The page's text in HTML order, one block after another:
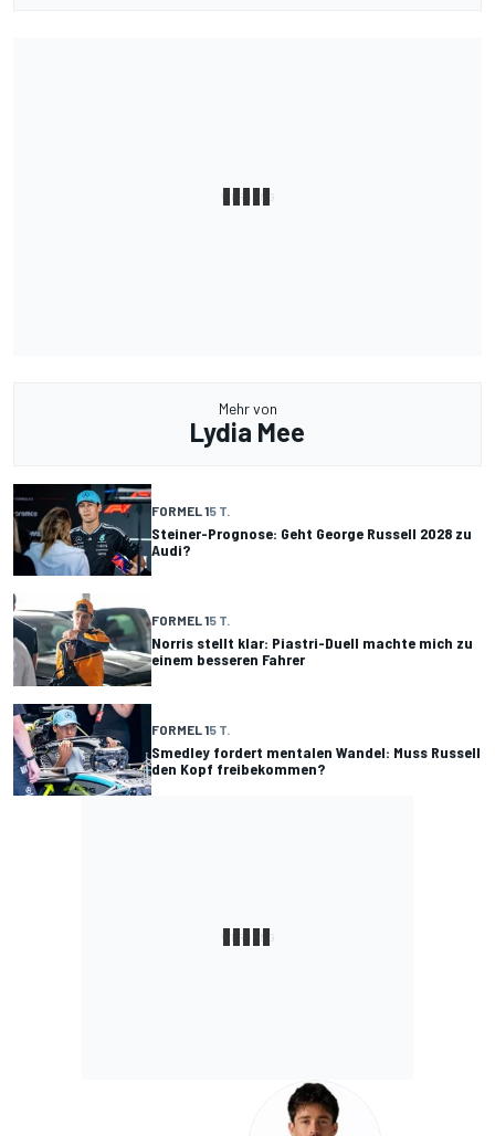
Mehr von
Lydia Mee
FORMEL 15 T.
Steiner-Prognose: Geht George Russell 2028 zu
Audi?
FORMEL 15 T.
Norris stellt klar: Piastri-Duell machte mich zu
einem besseren Fahrer
FORMEL 15 T.
Smedley fordert mentalen Wandel: Muss Russell
den Kopf freibekommen?